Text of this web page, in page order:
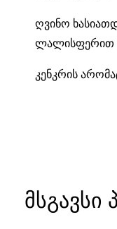
ღვინო
ლალისფერით
კენკრის
მსგავსი